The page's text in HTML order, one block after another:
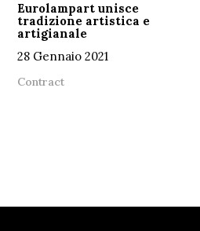
Eurolampart unisce
tradizione artistica e
artigianale
28 Gennaio 2021
Contract